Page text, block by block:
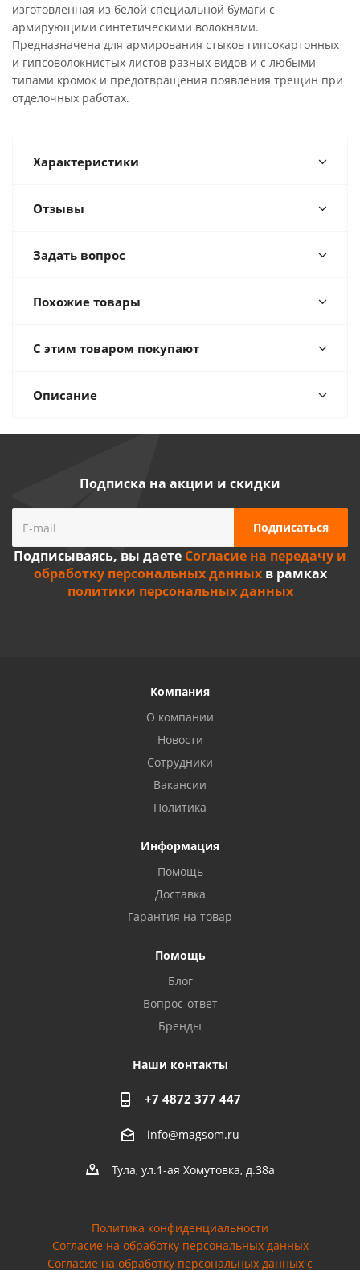
изготовленная из белой специальной бумаги с
армирующими синтетическими волокнами.
Предназначена для армирования стыков гипсокартонных
и гипсоволокнистых листов разных видов и с любыми
типами кромок и предотвращения появления трещин при
отделочных работах.
Характеристики
Отзывы
Задать вопрос
Похожие товары
С этим товаром покупают
Описание
Подписка на акции и скидки
Подписываясь, вы даете Согласие на передачу и
обработку персональных данныхв рамках
политики персональных данных
Компания
О компании
Новости
Сотрудники
Вакансии
Политика
Информация
Помощь
Доставка
Гарантия на товар
Помощь
Блог
Вопрос-ответ
Бренды
Наши контакты
+7 4872 377 447
info@magsom.ru
Тула, ул.1-ая Хомутовка, д.38а
Политика конфиденциальности
Согласие на обработку персональных данных
Cогласие на обработку персональных данных с